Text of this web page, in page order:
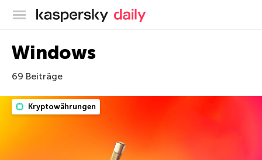
Offizieller Blog von Kaspersky
Windows
69 Beiträge
Kryptowährungen